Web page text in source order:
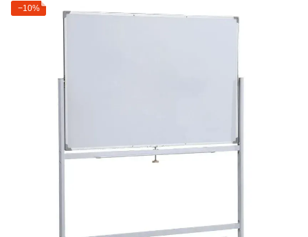
−10%